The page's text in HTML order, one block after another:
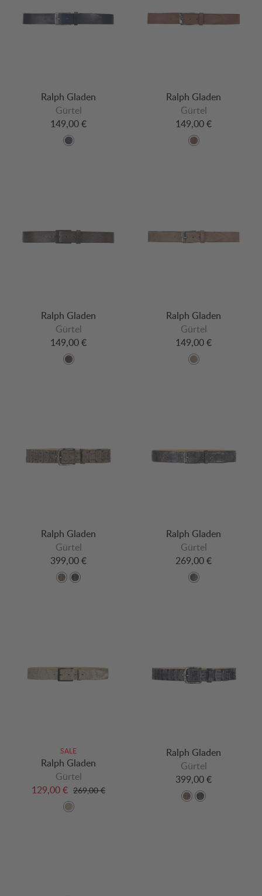
Ralph Gladen
Gürtel
149,00 €
Ralph Gladen
Gürtel
149,00 €
Ralph Gladen
Gürtel
149,00 €
Ralph Gladen
Gürtel
149,00 €
Ralph Gladen
Gürtel
399,00 €
Ralph Gladen
Gürtel
269,00 €
SALE
Ralph Gladen
Gürtel
129,00 € 269,00 €
Ralph Gladen
Gürtel
399,00 €